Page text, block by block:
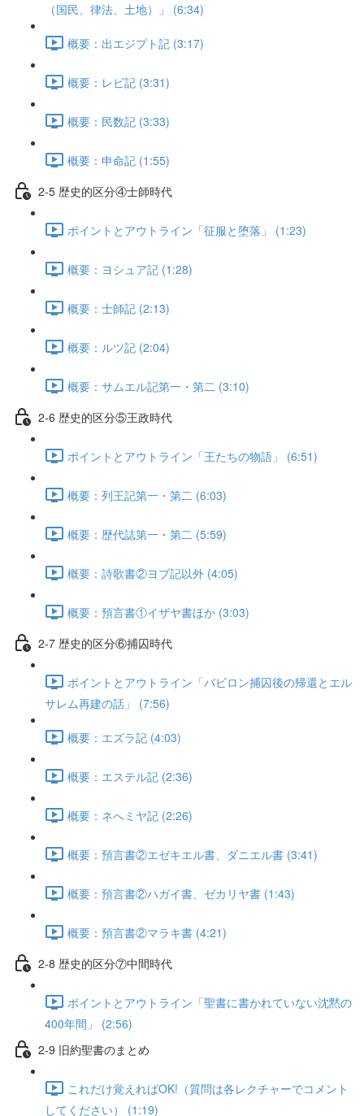
（国民、律法、土地）」 (6:34)
概要：出エジプト記 (3:17)
概要：レビ記 (3:31)
概要：民数記 (3:33)
概要：申命記 (1:55)
2-5 歴史的区分④士師時代
ポイントとアウトライン「征服と堕落」 (1:23)
概要：ヨシュア記 (1:28)
概要：士師記 (2:13)
概要：ルツ記 (2:04)
概要：サムエル記第一・第二 (3:10)
2-6 歴史的区分⑤王政時代
ポイントとアウトライン「王たちの物語」 (6:51)
概要：列王記第一・第二 (6:03)
概要：歴代誌第一・第二 (5:59)
概要：詩歌書②ヨブ記以外 (4:05)
概要：預言書①イザヤ書ほか (3:03)
2-7 歴史的区分⑥捕囚時代
ポイントとアウトライン「バビロン捕囚後の帰還とエル
サレム再建の話」 (7:56)
概要：エズラ記 (4:03)
概要：エステル記 (2:36)
概要：ネへミヤ記 (2:26)
概要：預言書②エゼキエル書、ダニエル書 (3:41)
概要：預言書②ハガイ書、ゼカリヤ書 (1:43)
概要：預言書②マラキ書 (4:21)
2-8 歴史的区分⑦中間時代
ポイントとアウトライン「聖書に書かれていない沈黙の
400年間」 (2:56)
2-9 旧約聖書のまとめ
これだけ覚えればOK!（質問は各レクチャーでコメント
してください） (1:19)